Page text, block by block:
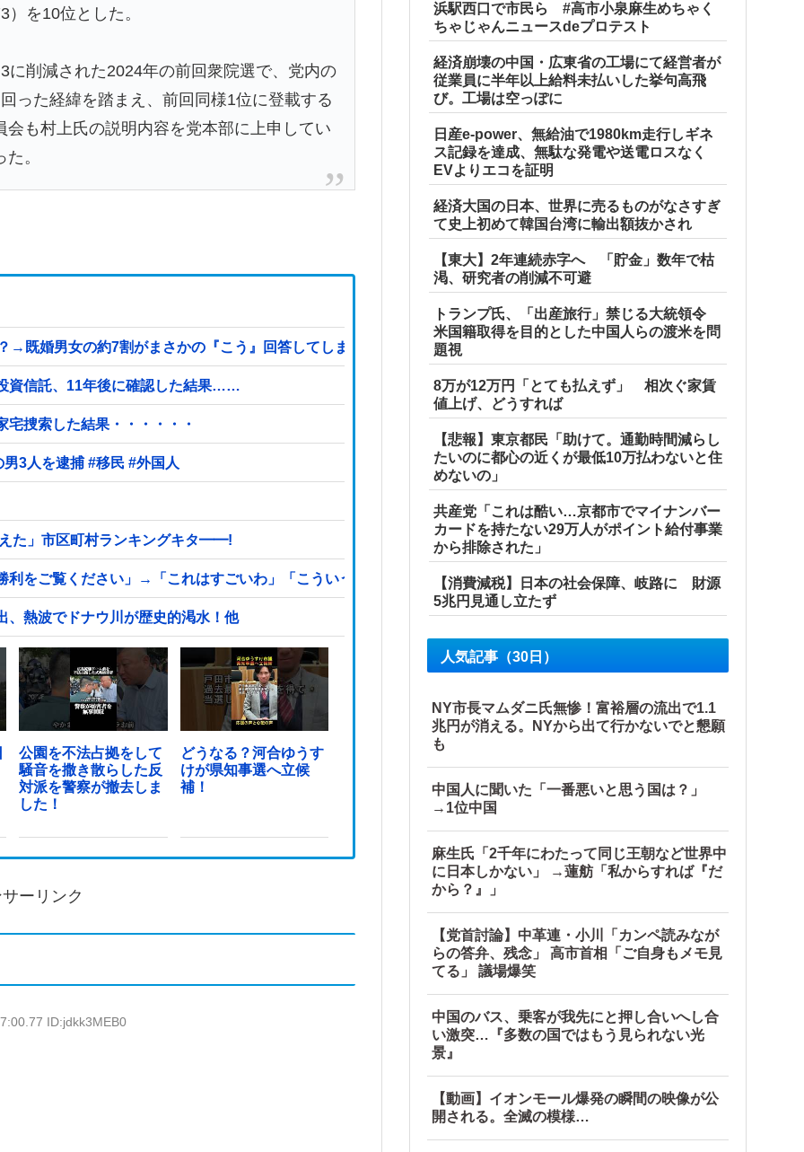
を10位とした。
削減された2024年の前回衆院選で、党内の
った経緯を踏まえ、前回同様1位に登載する
も村上氏の説明内容を党本部に上申してい
。
既婚男女の約7割がまさかの『こう』回答してしまうw w w w w w w w
資信託、11年後に確認した結果……
捜索した結果・・・・・・
【ヤバい】100件以上の窃盗をしたトルコ国籍の男3人を逮捕 #移民 #外国人
た」市区町村ランキングキタ━━!
利をご覧ください」→「これはすごいわ」「こういうのを見ると日本人は何か適当に作る感じがしない・...
、熱波でドナウ川が歴史的渇水！他
公園を不法占拠をして
騒音を撒き散らした反
対派を警察が撤去しま
した！
どうなる？河合ゆうす
けが県知事選へ立候
補！
ーリンク
ID:jdkk3MEB0
浜駅西口で市民ら #高市小泉麻生めちゃく
ちゃじゃんニュースdeプロテスト
経済崩壊の中国・広東省の工場にて経営者が
従業員に半年以上給料未払いした挙句高飛
び。工場は空っぽに
日産e-power、無給油で1980km走行しギネ
ス記録を達成、無駄な発電や送電ロスなく
EVよりエコを証明
経済大国の日本、世界に売るものがなさすぎ
て史上初めて韓国台湾に輸出額抜かされ
【東大】2年連続赤字へ 「貯金」数年で枯
渇、研究者の削減不可避
トランプ氏、「出産旅行」禁じる大統領令
米国籍取得を目的とした中国人らの渡米を問
題視
8万が12万円「とても払えず」 相次ぐ家賃
値上げ、どうすれば
【悲報】東京都民「助けて。通勤時間減らし
たいのに都心の近くが最低10万払わないと住
めないの」
共産党「これは酷い…京都市でマイナンバー
カードを持たない29万人がポイント給付事業
から排除された」
【消費減税】日本の社会保障、岐路に 財源
5兆円見通し立たず
人気記事（30日）
NY市長マムダニ氏無惨！富裕層の流出で1.1
兆円が消える。NYから出て行かないでと懇願
も
中国人に聞いた「一番悪いと思う国は？」
→1位中国
麻生氏「2千年にわたって同じ王朝など世界中
に日本しかない」 →蓮舫「私からすれば『だ
から？』」
【党首討論】中革連・小川「カンペ読みなが
らの答弁、残念」 高市首相「ご自身もメモ見
てる」 議場爆笑
中国のバス、乗客が我先にと押し合いへし合
い激突…『多数の国ではもう見られない光
景』
【動画】イオンモール爆発の瞬間の映像が公
開される。全滅の模様…